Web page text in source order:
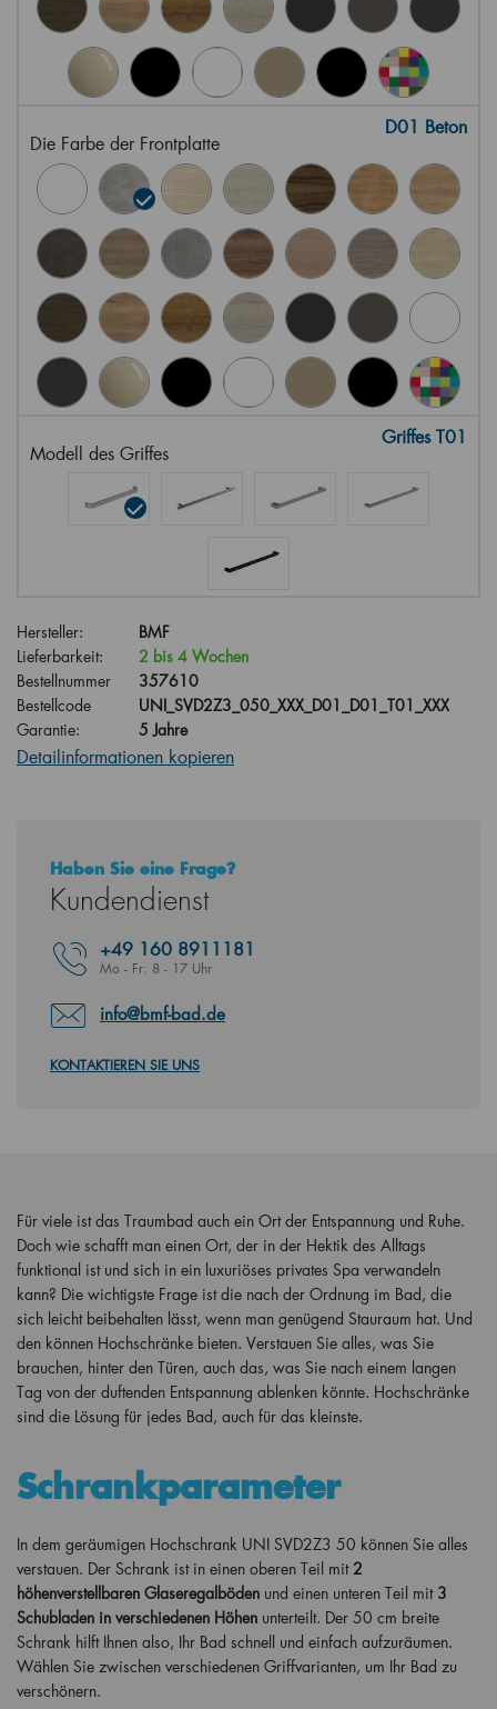
Die Farbe der Frontplatte
D01 Beton
Modell des Griffes
Griffes T01
Hersteller:
BMF
Lieferbarkeit:
2 bis 4 Wochen
Bestellnummer
357610
Bestellcode
UNI_SVD2Z3_050_XXX_D01_D01_T01_XXX
Garantie:
5 Jahre
Detailinformationen kopieren
Haben Sie eine Frage?
Kundendienst
+49 160 8911181
Mo - Fr: 8 - 17 Uhr
info@bmf-bad.de
KONTAKTIEREN SIE UNS
Für viele ist das Traumbad auch ein Ort der Entspannung und Ruhe.
Doch wie schafft man einen Ort, der in der Hektik des Alltags
funktional ist und sich in ein luxuriöses privates Spa verwandeln
kann? Die wichtigste Frage ist die nach der Ordnung im Bad, die
sich leicht beibehalten lässt, wenn man genügend Stauraum hat. Und
den können Hochschränke bieten. Verstauen Sie alles, was Sie
brauchen, hinter den Türen, auch das, was Sie nach einem langen
Tag von der duftenden Entspannung ablenken könnte. Hochschränke
sind die Lösung für jedes Bad, auch für das kleinste.
Schrankparameter
In dem geräumigen Hochschrank UNI SVD2Z3 50 können Sie alles
verstauen. Der Schrank ist in einen oberen Teil mit2
höhenverstellbaren Glaseregalböden und einen unteren Teil mit 3
Schubladen in verschiedenen Höhen unterteilt. Der 50 cm breite
Schrank hilft Ihnen also, Ihr Bad schnell und einfach aufzuräumen.
Wählen Sie zwischen verschiedenen Griffvarianten, um Ihr Bad zu
verschönern.